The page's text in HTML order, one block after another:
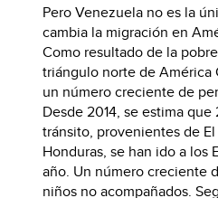
Pero Venezuela no es la
cambia la migración en
Como resultado de la
triángulo norte de América
un número creciente de
Desde 2014, se estima
tránsito, provenientes de
Honduras, se han ido a los
año. Un número creciente
niños no acompañados.